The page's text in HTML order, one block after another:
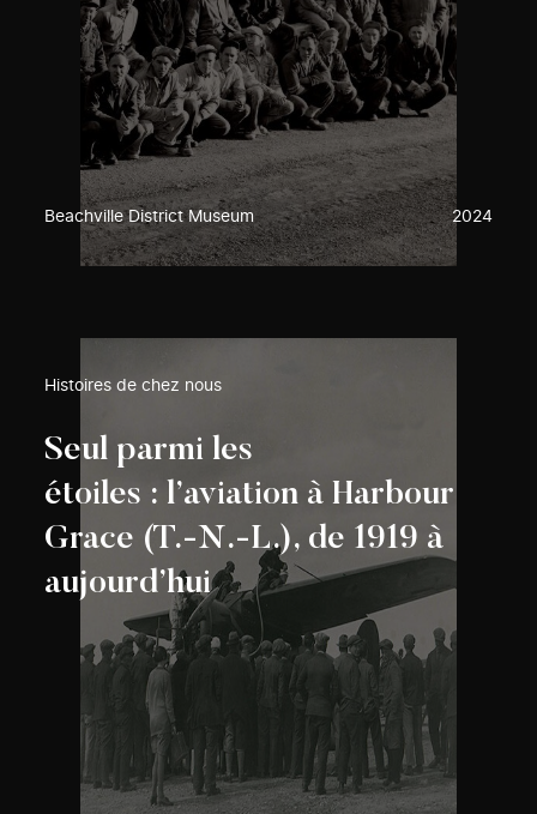
Beachville District Museum 2024
Histoires de chez nous
Seul parmi les
étoiles : l’aviation à Harbour
Grace (T.-N.-L.), de 1919 à
aujourd’hui